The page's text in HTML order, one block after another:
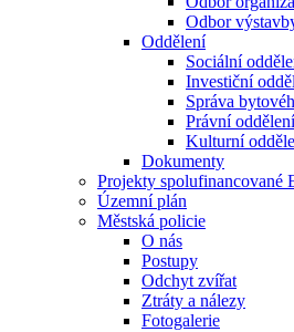
Odbor
Oddělení
Sociální
Investiční
Správa
Právní oddělení
Kulturní
Dokumenty
Projekty spolufinancované
Územní plán
Městská policie
O nás
Postupy
Odchyt zvířat
Ztráty a nálezy
Fotogalerie